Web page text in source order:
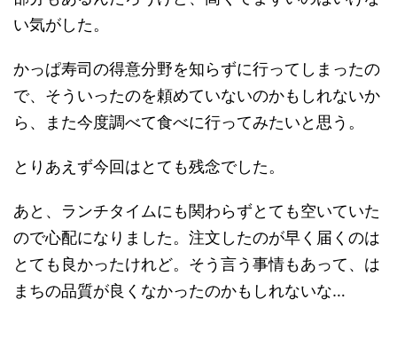
い気がした。
かっぱ寿司の得意分野を知らずに行ってしまったの
で、そういったのを頼めていないのかもしれないか
ら、また今度調べて食べに行ってみたいと思う。
とりあえず今回はとても残念でした。
あと、ランチタイムにも関わらずとても空いていた
ので心配になりました。注文したのが早く届くのは
とても良かったけれど。そう言う事情もあって、は
まちの品質が良くなかったのかもしれないな…